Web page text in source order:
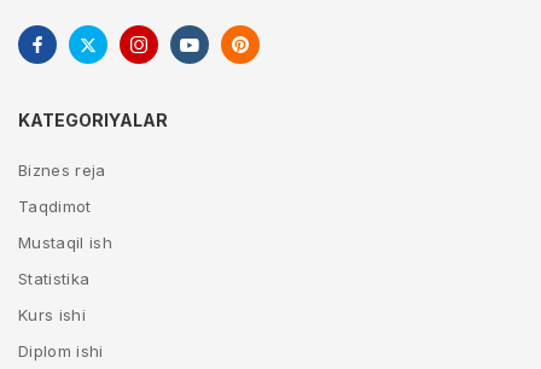
KATEGORIYALAR
Biznes reja
Taqdimot
Mustaqil ish
Statistika
Kurs ishi
Diplom ishi